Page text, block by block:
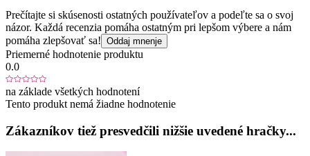
Prečítajte si skúsenosti ostatných používateľov a podeľte sa o svoj
názor. Každá recenzia pomáha ostatným pri lepšom výbere a nám
pomáha zlepšovať sa! Oddaj mnenje
Priemerné hodnotenie produktu
0.0
na základe všetkých hodnotení
Tento produkt nemá žiadne hodnotenie
Zákazníkov tiež presvedčili nižšie uvedené hračky...